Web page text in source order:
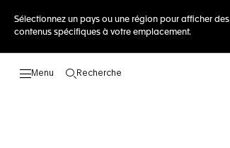
Sélectionnez un pays ou une région pour afficher des
contenus spécifiques à votre emplacement.
Recherche